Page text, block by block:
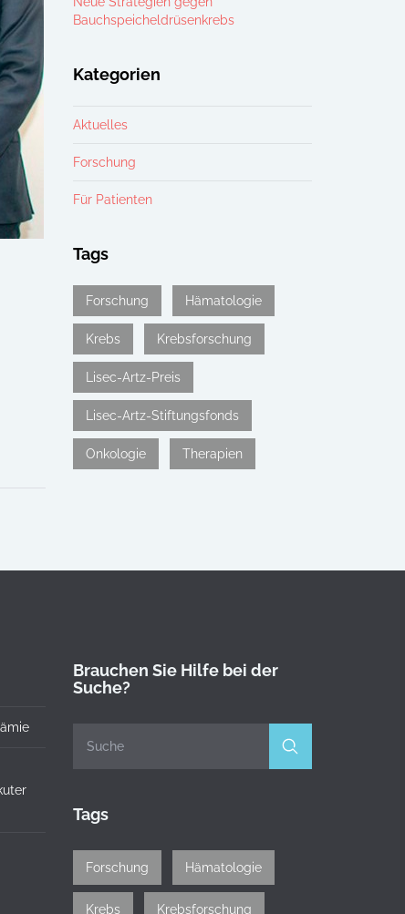
Bauchspeicheldrüsenkrebs
Kategorien
Aktuelles
Forschung
Für Patienten
Tags
Forschung Hämatologie
Krebs Krebsforschung
Lisec-Artz-Preis
Lisec-Artz-Stiftungsfonds
Onkologie Therapien
Brauchen Sie Hilfe bei der
Suche?
Tags
Forschung Hämatologie
Krebs Krebsforschung